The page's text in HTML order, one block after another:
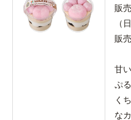
販
（
販
甘
ぷ
く
な